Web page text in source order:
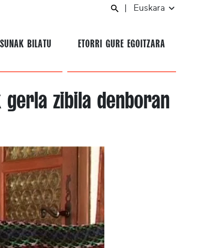
Euskara
BILATU ETORRI GURE EGOITZARA
zibila denboran